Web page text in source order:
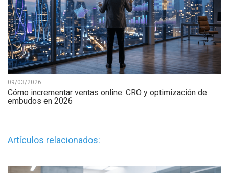
09/03/2026
Cómo incrementar ventas online: CRO y optimización de
embudos en 2026
Artículos relacionados: